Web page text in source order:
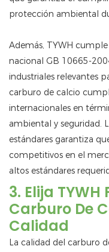
protección ambiental
Además, TYWH
nacional GB 10665-
industriales relevantes
carburo de calcio
internacionales en
ambiental y seguridad.
estándares garantiza
competitivos en el
altos estándares
3. Elija
Carburo De
Calidad
La calidad del carburo